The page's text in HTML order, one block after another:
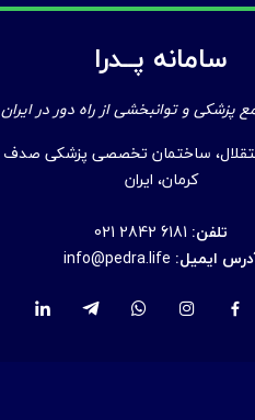
سامانه پــدرا
پزشکی و توانبخشی از راه دور در ایران
ساختمان تخصصی پزشکی صدف
کرمان، ایران
تلفن: 021 2842 6181
ایمیل: info@pedra.life